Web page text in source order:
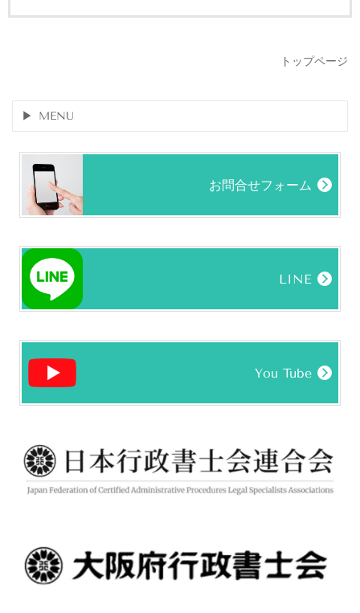
トップページ
MENU
お問合せフォーム
LINE
You Tube